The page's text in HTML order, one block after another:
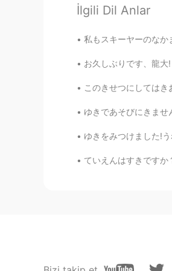
hitomi
すごーい！
JP CN EN
ピンクフロ
İlgili Dil Anlar
私もスキーヤーのなか
お久しぶりです、龍大! 昨年毎週二回、三
このきせつにしてはきおん
ゆきであそびにきま
ゆきをみつけました!
ていえんはすきですか